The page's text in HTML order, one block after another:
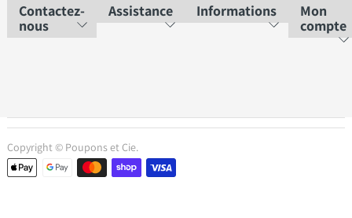
Contactez-
nous
Assistance Informations
Mon
compte
Copyright © Poupons et Cie.
Moyens de paiement